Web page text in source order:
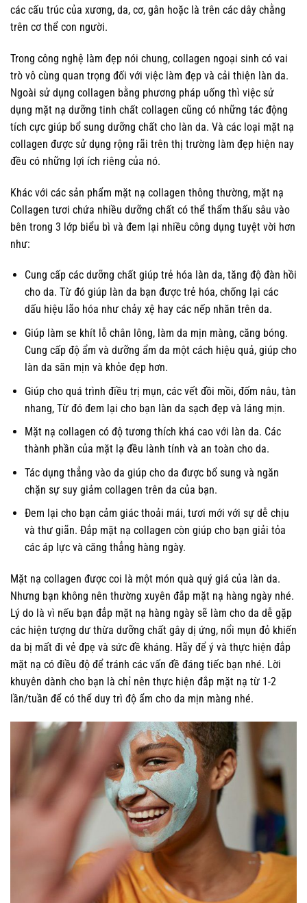
các cấu trúc của xương, da, cơ, gân hoặc là trên các dây chằng
trên cơ thể con người.
Trong công nghệ làm đẹp nói chung, collagen ngoại sinh có vai
trò vô cùng quan trọng đối với việc làm đẹp và cải thiện làn da.
Ngoài sử dụng collagen bằng phương pháp uống thì việc sử
dụng mặt nạ dưỡng tinh chất collagen cũng có những tác động
tích cực giúp bổ sung dưỡng chất cho làn da. Và các loại mặt nạ
collagen được sử dụng rộng rãi trên thị trường làm đẹp hiện nay
đều có những lợi ích riêng của nó.
Khác với các sản phẩm mặt nạ collagen thông thường, mặt nạ
Collagen tươi chứa nhiều dưỡng chất có thể thẩm thấu sâu vào
bên trong 3 lớp biểu bì và đem lại nhiều công dụng tuyệt vời hơn
như:
Cung cấp các dưỡng chất giúp trẻ hóa làn da, tăng độ đàn hồi
cho da. Từ đó giúp làn da bạn được trẻ hóa, chống lại các
dấu hiệu lão hóa như chảy xệ hay các nếp nhăn trên da.
Giúp làm se khít lỗ chân lông, làm da mịn màng, căng bóng.
Cung cấp độ ẩm và dưỡng ẩm da một cách hiệu quả, giúp cho
làn da săn mịn và khỏe đẹp hơn.
Giúp cho quá trình điều trị mụn, các vết đồi mồi, đốm nâu, tàn
nhang, Từ đó đem lại cho bạn làn da sạch đẹp và láng mịn.
Mặt nạ collagen có độ tương thích khá cao với làn da. Các
thành phần của mặt lạ đều lành tính và an toàn cho da.
Tác dụng thẳng vào da giúp cho da được bổ sung và ngăn
chặn sự suy giảm collagen trên da của bạn.
Đem lại cho bạn cảm giác thoải mái, tươi mới với sự dễ chịu
và thư giãn. Đắp mặt nạ collagen còn giúp cho bạn giải tỏa
các áp lực và căng thẳng hàng ngày.
Mặt nạ collagen được coi là một món quà quý giá của làn da.
Nhưng bạn không nên thường xuyên đắp mặt nạ hàng ngày nhé.
Lý do là vì nếu bạn đắp mặt nạ hàng ngày sẽ làm cho da dễ gặp
các hiện tượng dư thừa dưỡng chất gây dị ứng, nổi mụn đỏ khiến
da bị mất đi vẻ đpẹ và sức đề kháng. Hãy để ý và thực hiện đắp
mặt nạ có điều độ để tránh các vấn đề đáng tiếc bạn nhé. Lời
khuyên dành cho bạn là chỉ nên thực hiện đắp mặt nạ từ 1-2
lần/tuần để có thể duy trì độ ẩm cho da mịn màng nhé.